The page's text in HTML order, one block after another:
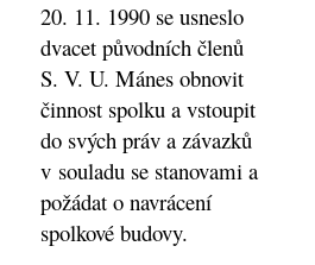
20. 11. 1990 se usneslo
dvacet původních členů
S. V. U. Mánes obnovit
činnost spolku a vstoupit
do svých práv a závazků
v souladu se stanovami a
požádat o navrácení
spolkové budovy.